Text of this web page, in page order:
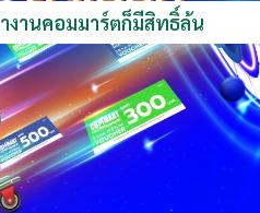
านคอมมาร์ตก็มีสิทธิ์ลุ้น